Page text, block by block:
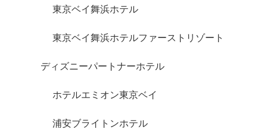
東京ベイ舞浜ホテル
東京ベイ舞浜ホテルファーストリゾート
ディズニーパートナーホテル
ホテルエミオン東京ベイ
浦安ブライトンホテル